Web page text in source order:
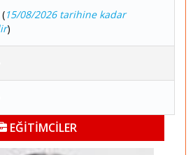
(15/08/2026 tarihine kadar
)
EĞİTİMCİLER